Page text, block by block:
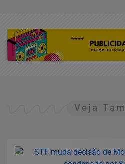
Veja